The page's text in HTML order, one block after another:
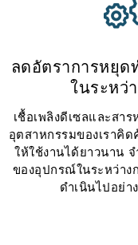
ลดอัตราการหยุด
ในระหว่
เชื้อเพลิงดีเซลและสา
อุตสาหกรรมของเราคิ
ให้ใช้งานได้ยาวนาน
ของอุปกรณ์ในระหว่าง
ดำเนินไปอย่า